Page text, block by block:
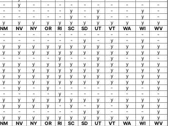
- y - - - - - - - - -
-
- - - - - y - y - - y
-
- - - - - y - y - - y
-
y y y y y y y y y y y
y
NM NV NY OR RI SC SD UT VT WA WI
WV
- - - - - - - - - - -
-
- - - - - - y - y - y
-
y y y y y y y y y y y
y
y y y y y y y y y y y
y
- - - - y - - y y - y
-
y y y y y y y y y y y
y
y y y y y y y y y y y
y
y y y y y y y y y y y
y
y y y y y y y y y y y
y
- y - y - - - - - y -
y
- - - - y - - - - - -
-
y y y y y y y y y y y
y
y y y y - y - y - y y
y
- - - - - - y y - - -
y
y y y y y y y y y y y
y
NM NV NY OR RI SC SD UT VT WA WI
WV